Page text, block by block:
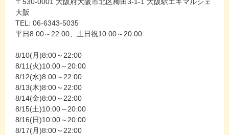
〒530-0001 大阪府大阪市北区梅田3-1-1 大阪駅エキマルシェ
大阪
TEL: 06-6343-5035
平日8:00～22:00、土日祝10:00～20:00
8/10(月)8:00～22:00
8/11(火)10:00～20:00
8/12(水)8:00～22:00
8/13(木)8:00～22:00
8/14(金)8:00～22:00
8/15(土)10:00～20:00
8/16(日)10:00～20:00
8/17(月)8:00～22:00